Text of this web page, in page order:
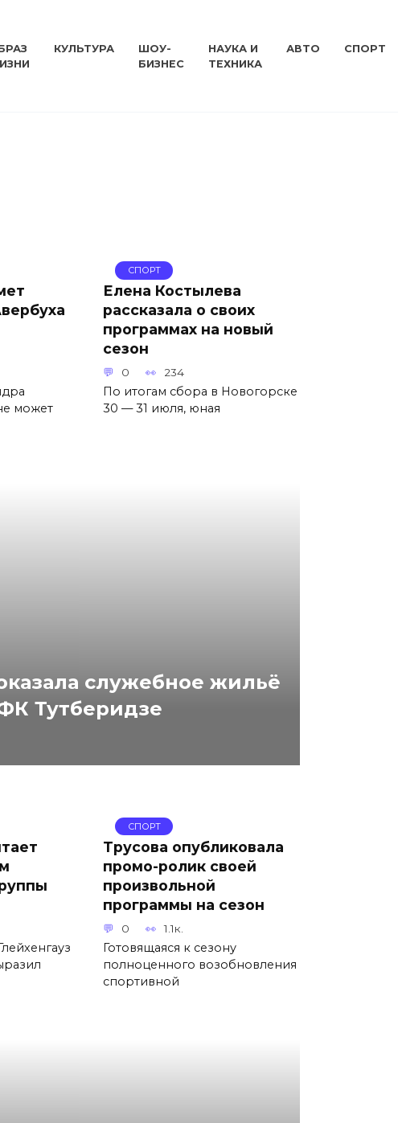
КУЛЬТУРА
ШОУ-
БИЗНЕС
НАУКА И
ТЕХНИКА
АВТО СПОРТ
может
СПОРТ
Елена Костылева
рассказала о своих
программах на новый
сезон
0 234
По итогам сбора в Новогорске
30 — 31 июля, юная
служебное жильё
Тутберидзе
СПОРТ
Трусова опубликовала
промо-ролик своей
произвольной
программы на сезон
0 1.1к.
Готовящаяся к сезону
полноценного возобновления
спортивной